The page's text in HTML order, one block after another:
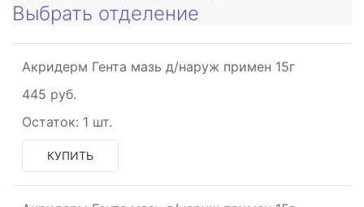
Выбрать отделение
Акридерм Гента мазь д/наруж примен 15г
445 руб.
Остаток: 1 шт.
КУПИТЬ